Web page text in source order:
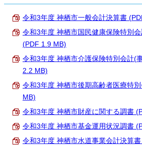
令和3年度 神栖市一般会計決算書
令和3年度 神栖市国民健康保険特別
(PDF 1.9 MB)
令和3年度 神栖市介護保険特別会計(
2.2 MB)
令和3年度 神栖市後期高齢者医療特
MB)
令和3年度 神栖市財産に関する調書
令和3年度 神栖市基金運用状況調書
令和3年度 神栖市水道事業会計決算